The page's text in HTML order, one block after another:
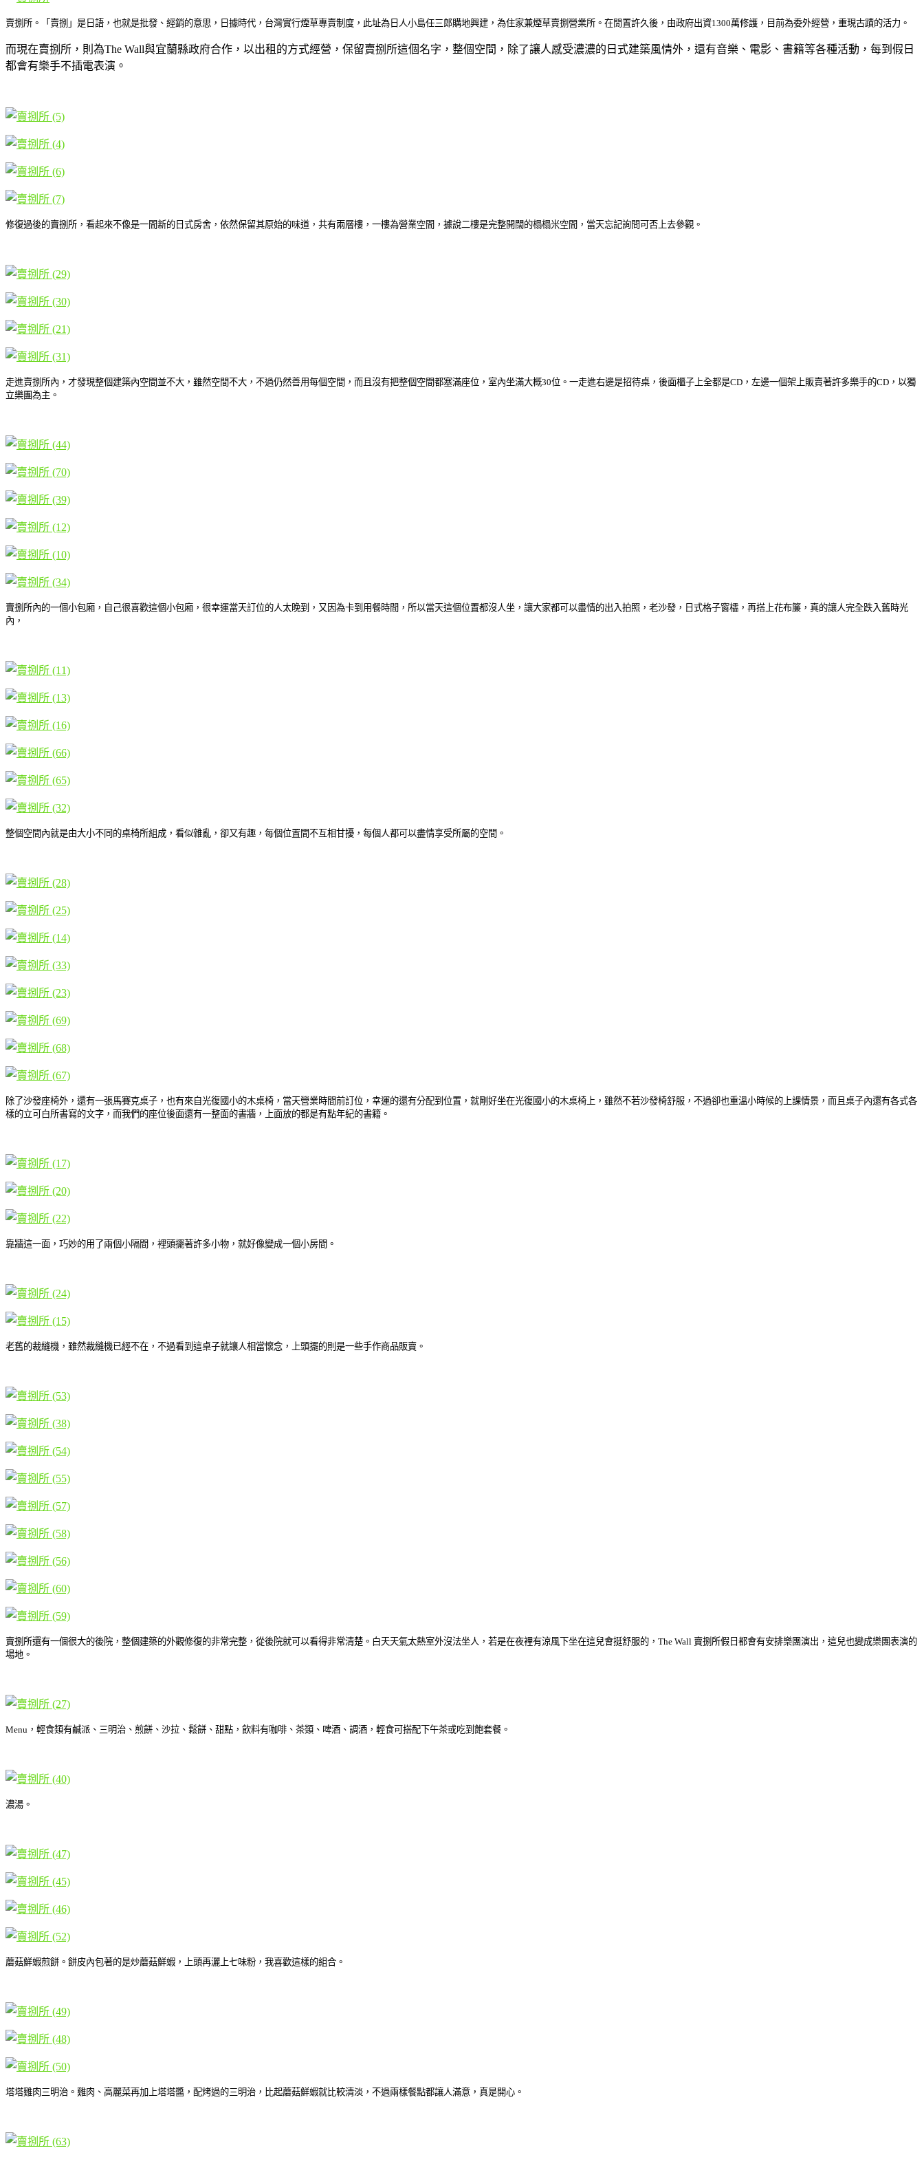
賣捌所。「賣捌」是日語，也就是批發、經銷的意思，日據時代，台灣實行煙草專賣制度，此址為日人小島任三郎購地興建，為住家兼煙草賣捌營業所。在閒置許久後，由政府出資1300萬修護，目前為委外經營，重現古蹟的活力。
而現在賣捌所，則為The Wall與宜蘭縣政府合作，以出租的方式經營，保留賣捌所這個名字，整個空間，除了讓人感受濃濃的日式建築風情外，還有音樂、電影、書籍等各種活動，每到假日
都會有樂手不插電表演。
修復過後的賣捌所，看起來不像是一間新的日式房舍，依然保留其原始的味道，共有兩層樓，一樓為營業空間，據說二樓是完整開闊的榻榻米空間，當天忘記詢問可否上去參觀。
走進賣捌所內，才發現整個建築內空間並不大，雖然空間不大，不過仍然善用每個空間，而且沒有把整個空間都塞滿座位，室內坐滿大概30位。一走進右邊是招待桌，後面櫃子上全都是CD，左邊一個架上販賣著許多樂手的CD，以獨
立樂團為主。
賣捌所內的一個小包廂，自己很喜歡這個小包廂，很幸運當天訂位的人太晚到，又因為卡到用餐時間，所以當天這個位置都沒人坐，讓大家都可以盡情的出入拍照，老沙發，日式格子窗櫺，再搭上花布簾，真的讓人完全跌入舊時光
內，
整個空間內就是由大小不同的桌椅所組成，看似雜亂，卻又有趣，每個位置間不互相甘擾，每個人都可以盡情享受所屬的空間。
除了沙發座椅外，還有一張馬賽克桌子，也有來自光復國小的木桌椅，當天營業時間前訂位，幸運的還有分配到位置，就剛好坐在光復國小的木桌椅上，雖然不若沙發椅舒服，不過卻也重溫小時候的上課情景，而且桌子內還有各式各
樣的立可白所書寫的文字，而我們的座位後面還有一整面的書牆，上面放的都是有點年紀的書籍。
靠牆這一面，巧妙的用了兩個小隔間，裡頭擺著許多小物，就好像變成一個小房間。
老舊的裁縫機，雖然裁縫機已經不在，不過看到這桌子就讓人相當懷念，上頭擺的則是一些手作商品販賣。
賣捌所還有一個很大的後院，整個建築的外觀修復的非常完整，從後院就可以看得非常清楚。白天天氣太熱室外沒法坐人，若是在夜裡有涼風下坐在這兒會挺舒服的，The Wall 賣捌所假日都會有安排樂團演出，這兒也變成樂團表演的
場地。
Menu，輕食類有鹹派、三明治、煎餅、沙拉、鬆餅、甜點，飲料有咖啡、茶類、啤酒、調酒，輕食可搭配下午茶或吃到飽套餐。
濃湯。
蘑菇鮮蝦煎餅。餅皮內包著的是炒蘑菇鮮蝦，上頭再灑上七味粉，我喜歡這樣的組合。
塔塔雞肉三明治。雞肉、高麗菜再加上塔塔醬，配烤過的三明治，比起蘑菇鮮蝦就比較清淡，不過兩樣餐點都讓人滿意，真是開心。